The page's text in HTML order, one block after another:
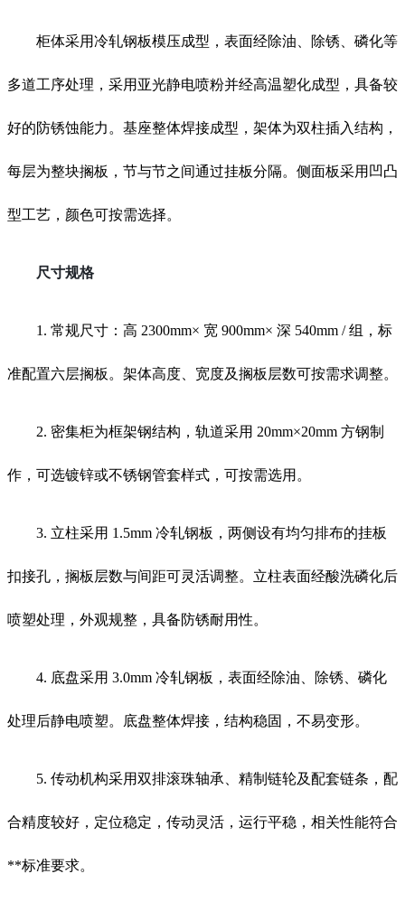
柜体采用冷轧钢板模压成型，表面经除油、除锈、磷化等
多道工序处理，采用亚光静电喷粉并经高温塑化成型，具备较
好的防锈蚀能力。基座整体焊接成型，架体为双柱插入结构，
每层为整块搁板，节与节之间通过挂板分隔。侧面板采用凹凸
型工艺，颜色可按需选择。
尺寸规格
1. 常规尺寸：高 2300mm× 宽 900mm× 深 540mm / 组，标
准配置六层搁板。架体高度、宽度及搁板层数可按需求调整。
2. 密集柜为框架钢结构，轨道采用 20mm×20mm 方钢制
作，可选镀锌或不锈钢管套样式，可按需选用。
3. 立柱采用 1.5mm 冷轧钢板，两侧设有均匀排布的挂板
扣接孔，搁板层数与间距可灵活调整。立柱表面经酸洗磷化后
喷塑处理，外观规整，具备防锈耐用性。
4. 底盘采用 3.0mm 冷轧钢板，表面经除油、除锈、磷化
处理后静电喷塑。底盘整体焊接，结构稳固，不易变形。
5. 传动机构采用双排滚珠轴承、精制链轮及配套链条，配
合精度较好，定位稳定，传动灵活，运行平稳，相关性能符合
**标准要求。